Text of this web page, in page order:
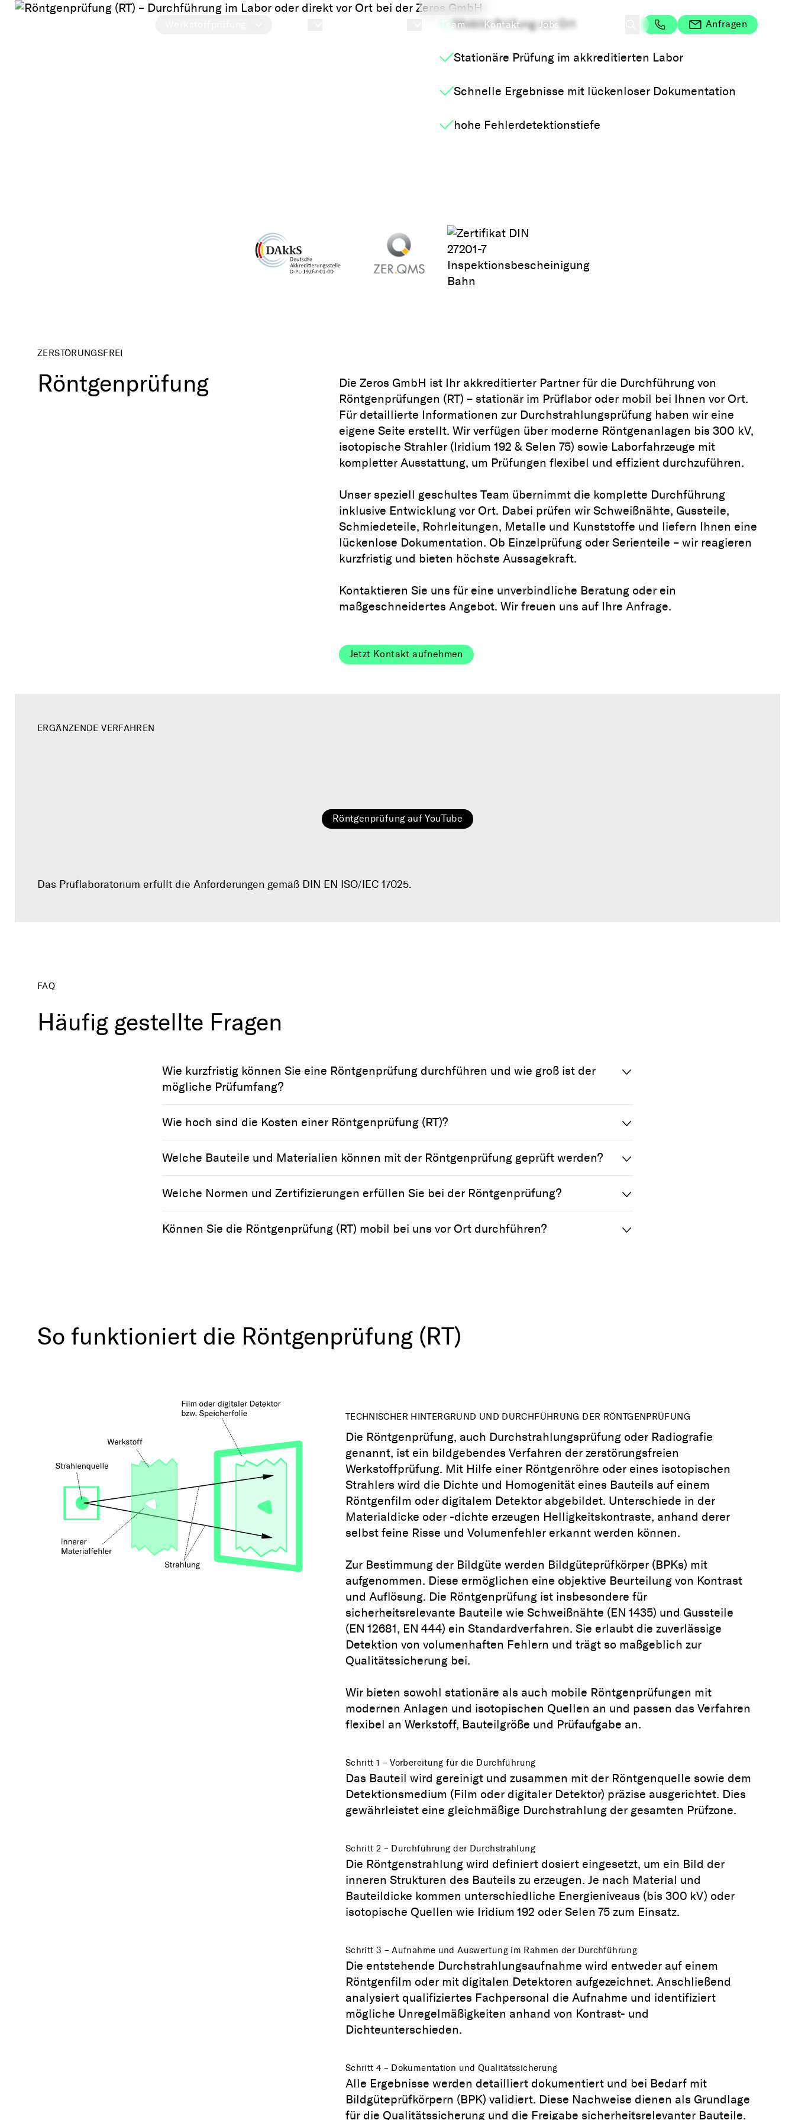
Team Kontakt Jobs Anfragen
Mobile Prüfung vor Ort
Stationäre Prüfung im akkreditierten Labor
Schnelle Ergebnisse mit lückenloser Dokumentation
hohe Fehlerdetektionstiefe
ZERSTÖRUNGSFREI
Röntgenprüfung
Die Zeros GmbH ist Ihr akkreditierter Partner für die Durchführung von
Röntgenprüfungen (RT) – stationär im Prüflabor oder mobil bei Ihnen vor Ort.
Für detaillierte Informationen zur Durchstrahlungsprüfunghaben wir eine
eigene Seite erstellt. Wir verfügen über moderne Röntgenanlagen bis 300 kV,
isotopische Strahler (Iridium 192 & Selen 75) sowie Laborfahrzeuge mit
kompletter Ausstattung, um Prüfungen flexibel und effizient durchzuführen.
Unser speziell geschultes Team übernimmt die komplette Durchführung
inklusive Entwicklung vor Ort. Dabei prüfen wir Schweißnähte, Gussteile,
Schmiedeteile, Rohrleitungen, Metalle und Kunststoffe und liefern Ihnen eine
lückenlose Dokumentation. Ob Einzelprüfung oder Serienteile – wir reagieren
kurzfristig und bieten höchste Aussagekraft.
Kontaktieren Sie uns für eine unverbindliche Beratung oder ein
maßgeschneidertes Angebot. Wir freuen uns auf Ihre Anfrage.
Jetzt Kontakt aufnehmen
ERGÄNZENDE VERFAHREN
Magnetpulver­
Röntgenprüfung auf YouTube
Das Prüflaboratorium erfüllt die Anforderungen gemäß DIN EN ISO/IEC 17025.
FAQ
Häufig gestellte Fragen
Wie kurzfristig können Sie eine Röntgenprüfung durchführen und wie groß ist der
mögliche Prüfumfang?
Wie hoch sind die Kosten einer Röntgenprüfung (RT)?
Welche Bauteile und Materialien können mit der Röntgenprüfung geprüft werden?
Welche Normen und Zertifizierungen erfüllen Sie bei der Röntgenprüfung?
Können Sie die Röntgenprüfung (RT) mobil bei uns vor Ort durchführen?
So funktioniert die Röntgenprüfung (RT)
TECHNISCHER HINTERGRUND UND DURCHFÜHRUNG DER RÖNTGENPRÜFUNG
Die Röntgenprüfung, auch Durchstrahlungsprüfung oder Radiografie
genannt, ist ein bildgebendes Verfahren der zerstörungsfreien
Werkstoffprüfung. Mit Hilfe einer Röntgenröhre oder eines isotopischen
Strahlers wird die Dichte und Homogenität eines Bauteils auf einem
Röntgenfilm oder digitalem Detektor abgebildet. Unterschiede in der
Materialdicke oder -dichte erzeugen Helligkeitskontraste, anhand derer
selbst feine Risse und Volumenfehler erkannt werden können.
Zur Bestimmung der Bildgüte werden Bildgüteprüfkörper (BPKs) mit
aufgenommen. Diese ermöglichen eine objektive Beurteilung von Kontrast
und Auflösung. Die Röntgenprüfung ist insbesondere für
sicherheitsrelevante Bauteile wie Schweißnähte (EN 1435) und Gussteile
(EN 12681, EN 444) ein Standardverfahren. Sie erlaubt die zuverlässige
Detektion von volumenhaften Fehlern und trägt so maßgeblich zur
Qualitätssicherung bei.
Wir bieten sowohl stationäre als auch mobile Röntgenprüfungen mit
modernen Anlagen und isotopischen Quellen an und passen das Verfahren
flexibel an Werkstoff, Bauteilgröße und Prüfaufgabe an.
Schritt 1 – Vorbereitung für die Durchführung
Das Bauteil wird gereinigt und zusammen mit der Röntgenquelle sowie dem
Detektionsmedium (Film oder digitaler Detektor) präzise ausgerichtet. Dies
gewährleistet eine gleichmäßige Durchstrahlung der gesamten Prüfzone.
Schritt 2 – Durchführung der Durchstrahlung
Die Röntgenstrahlung wird definiert dosiert eingesetzt, um ein Bild der
inneren Strukturen des Bauteils zu erzeugen. Je nach Material und
Bauteildicke kommen unterschiedliche Energieniveaus (bis 300 kV) oder
isotopische Quellen wie Iridium 192 oder Selen 75 zum Einsatz.
Schritt 3 – Aufnahme und Auswertung im Rahmen der Durchführung
Die entstehende Durchstrahlungsaufnahme wird entweder auf einem
Röntgenfilm oder mit digitalen Detektoren aufgezeichnet. Anschließend
analysiert qualifiziertes Fachpersonal die Aufnahme und identifiziert
mögliche Unregelmäßigkeiten anhand von Kontrast- und
Dichteunterschieden.
Schritt 4 – Dokumentation und Qualitätssicherung
Alle Ergebnisse werden detailliert dokumentiert und bei Bedarf mit
Bildgüteprüfkörpern (BPK) validiert. Diese Nachweise dienen als Grundlage
für die Qualitätssicherung und die Freigabe sicherheitsrelevanter Bauteile.